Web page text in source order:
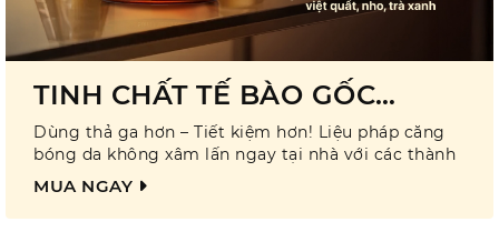
TINH CHẤT TẾ BÀO GỐC
PHIÊN BẢN MỚI
Dùng thả ga hơn – Tiết kiệm hơn! Liệu pháp căng
bóng da không xâm lấn ngay tại nhà với các thành
phần chính là tế bào gốc từ xương rồng Nopal, 7
loại peptide, Ceramide và các chiết xuất từ thiên
nhiên
MUA NGAY